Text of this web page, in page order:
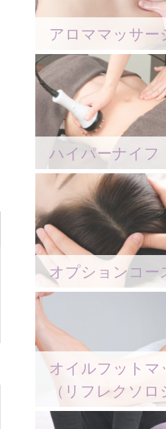
アロママッサー
ハイパーナイフ
オプションコー
オイルフットマ
（リフレクソロ